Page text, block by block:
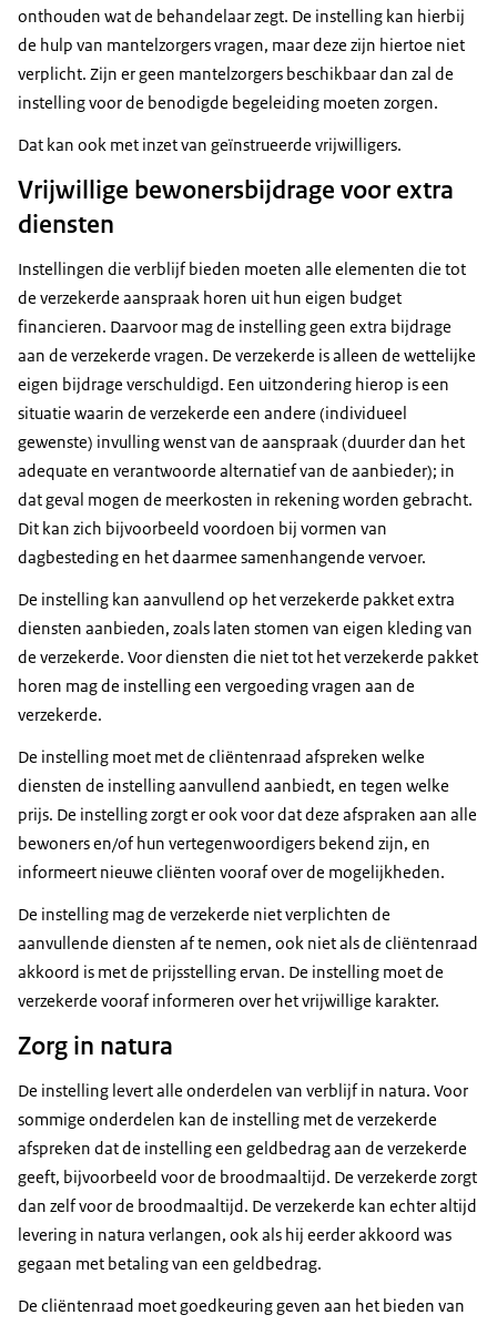
onthouden wat de behandelaar zegt. De instelling kan hierbij
de hulp van mantelzorgers vragen, maar deze zijn hiertoe niet
verplicht. Zijn er geen mantelzorgers beschikbaar dan zal de
instelling voor de benodigde begeleiding moeten zorgen.
Dat kan ook met inzet van geïnstrueerde vrijwilligers.
Vrijwillige bewonersbijdrage voor extra
diensten
Instellingen die verblijf bieden moeten alle elementen die tot
de verzekerde aanspraak horen uit hun eigen budget
financieren. Daarvoor mag de instelling geen extra bijdrage
aan de verzekerde vragen. De verzekerde is alleen de wettelijke
eigen bijdrage verschuldigd. Een uitzondering hierop is een
situatie waarin de verzekerde een andere (individueel
gewenste) invulling wenst van de aanspraak (duurder dan het
adequate en verantwoorde alternatief van de aanbieder); in
dat geval mogen de meerkosten in rekening worden gebracht.
Dit kan zich bijvoorbeeld voordoen bij vormen van
dagbesteding en het daarmee samenhangende vervoer.
De instelling kan aanvullend op het verzekerde pakket extra
diensten aanbieden, zoals laten stomen van eigen kleding van
de verzekerde. Voor diensten die niet tot het verzekerde pakket
horen mag de instelling een vergoeding vragen aan de
verzekerde.
De instelling moet met de cliëntenraad afspreken welke
diensten de instelling aanvullend aanbiedt, en tegen welke
prijs. De instelling zorgt er ook voor dat deze afspraken aan alle
bewoners en/of hun vertegenwoordigers bekend zijn, en
informeert nieuwe cliënten vooraf over de mogelijkheden.
De instelling mag de verzekerde niet verplichten de
aanvullende diensten af te nemen, ook niet als de cliëntenraad
akkoord is met de prijsstelling ervan. De instelling moet de
verzekerde vooraf informeren over het vrijwillige karakter.
Zorg in natura
De instelling levert alle onderdelen van verblijf in natura. Voor
sommige onderdelen kan de instelling met de verzekerde
afspreken dat de instelling een geldbedrag aan de verzekerde
geeft, bijvoorbeeld voor de broodmaaltijd. De verzekerde zorgt
dan zelf voor de broodmaaltijd. De verzekerde kan echter altijd
levering in natura verlangen, ook als hij eerder akkoord was
gegaan met betaling van een geldbedrag.
De cliëntenraad moet goedkeuring geven aan het bieden van